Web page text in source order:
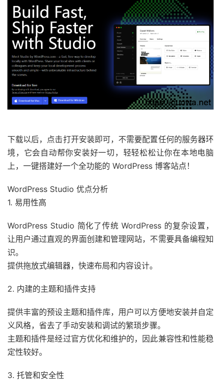
下载以后，点击打开安装即可，不需要配置任何的服务器环
境，它会自动帮你安装好一切，轻轻松松让你在本地电脑
上，一键搭建好一个全功能的 WordPress 博客站点！
WordPress Studio 优点分析
1. 易用性高
WordPress Studio 简化了传统 WordPress 的复杂设置，
让用户通过直观的界面创建和管理网站，不需要具备编程知
识。
提供拖放式编辑器，快速布局和内容设计。
2. 内建的主题和插件支持
提供丰富的预设主题和插件库，用户可以方便地安装并自定
义风格，省去了手动安装和调试的繁琐步骤。
主题和插件是经过官方优化和维护的，因此兼容性和性能稳
定性较好。
3. 托管和安全性